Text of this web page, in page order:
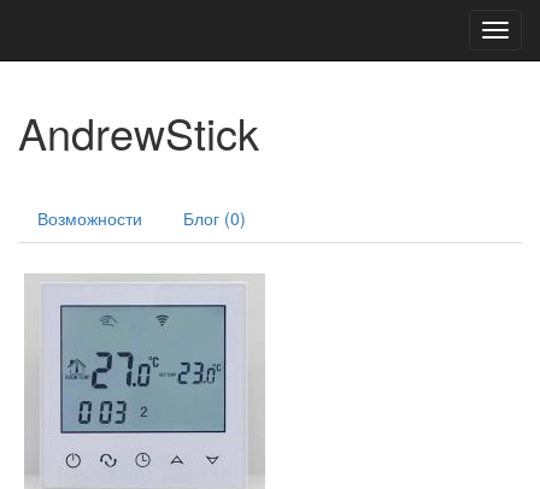
AndrewStick
Возможности Блог (0)